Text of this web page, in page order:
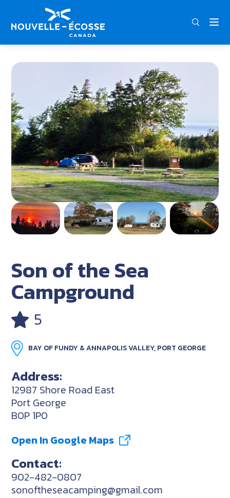
FRA
Home Son of the Sea Campground
Son of the Sea
Campground
5
BAY OF FUNDY & ANNAPOLIS VALLEY, PORT GEORGE
Address:
12987 Shore Road East
Port George
B0P 1P0
Open In Google Maps
Contact:
902-482-0807
sonoftheseacamping@gmail.com